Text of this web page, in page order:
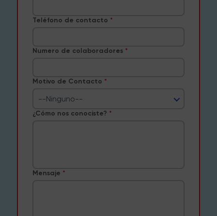
Teléfono de contacto
Numero de colaboradores
Motivo de Contacto
--Ninguno--
¿Cómo nos conociste?
Mensaje